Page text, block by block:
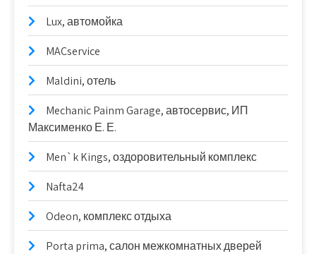
Lux, автомойка
MACservice
Maldini, отель
Mechanic Painm Garage, автосервис, ИП
Максименко Е. Е.
Men`k Kings, оздоровительный комплекс
Nafta24
Odeon, комплекс отдыха
Porta prima, салон межкомнатных дверей